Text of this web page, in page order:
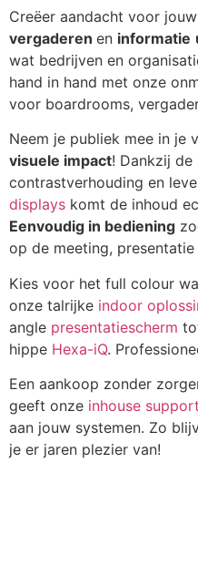
Creëer aandacht voor
vergaderen en informatie
wat bedrijven en
hand in hand met onze
voor boardrooms,
Neem je publiek mee in je
visuele impact! Dankzij
contrastverhouding en
displays komt de inhoud
Eenvoudig in bediening
op de meeting,
Kies voor het full colour
onze talrijke indoor
angle presentatiescherm
hippe Hexa-iQ.
Een aankoop zonder
geeft onze inhouse
aan jouw systemen. Zo
je er jaren plezier van!